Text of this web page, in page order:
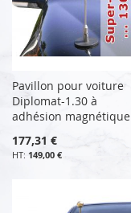
Pavillon pour voiture
Diplomat-1.30 à
adhésion magnétique
177,31 €
149,00 €